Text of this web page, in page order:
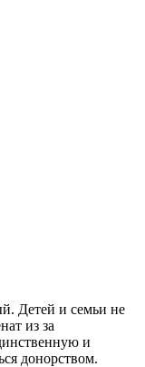
Детей и семьи не
из за
и
донорством.